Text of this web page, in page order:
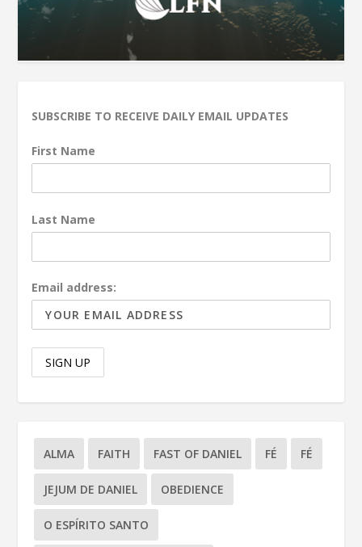
SUBSCRIBE TO RECEIVE DAILY EMAIL UPDATES
First Name
Last Name
Email address:
ALMA FAITH FAST OF DANIEL FÉ FÉ
JEJUM DE DANIEL OBEDIENCE
O ESPÍRITO SANTO